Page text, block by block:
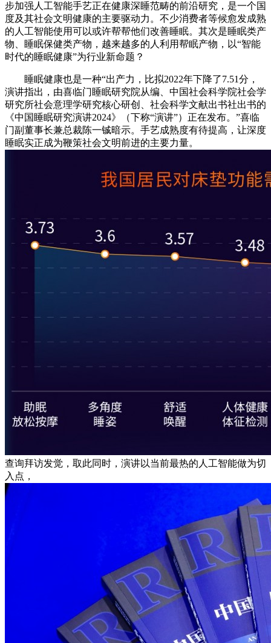
步加强人工智能手艺正在健康深睡范畴的前沿研究，是一个国
度及其社会文明健康的主要驱动力。不少消费者等候愈发成熟
的人工智能使用可以或许帮帮他们改善睡眠。其次是睡眠类产
物、睡眠保健类产物，越来越多的人利用帮眠产物，以“智能
时代的睡眠健康”为行业新命题？
睡眠健康也是一种“出产力，比拟2022年下降了7.51分，
演讲指出，由喜临门睡眠研究院从编、中国社会科学院社会学
研究所社会意理学研究核心研创、社会科学文献出书社出书的
《中国睡眠研究演讲2024》（下称“演讲”）正在发布。”喜临
门副董事长兼总裁陈一铖暗示。手艺成熟度有待提高，让深度
睡眠实正成为鞭策社会文明前进的主要力量。
查询拜访发觉，取此同时，演讲以当前最热的人工智能做为切
入点，